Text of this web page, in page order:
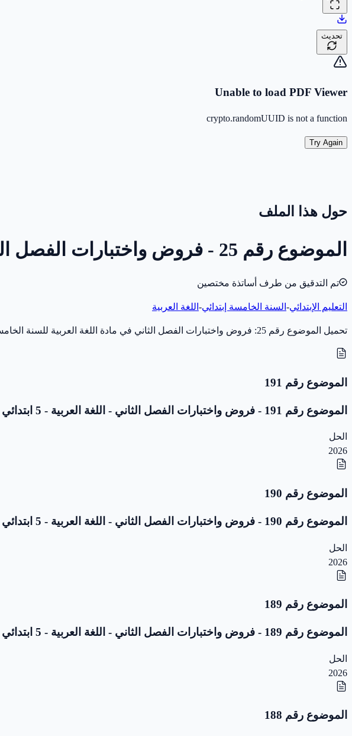
تحديث
Unable to load PDF Viewer
crypto.randomUUID is not a function
Try Again
حول هذا الملف
الموضوع رقم 25 - فروض واختبارات الفصل الثاني - اللغة العربية - 5 ابتدائي
تم التدقيق من طرف أساتذة مختصين
التعليم الإبتدائي- السنة الخامسة إبتدائي- اللغة العربية
تحميل الموضوع رقم 25: فروض واختبارات الفصل الثاني في مادة اللغة العربية للسنة الخامسة إبتدائي (سنة 2016) بصيغة PDF، مخصّص للاختبار والمراجعة. بدون تصحيح.
الموضوع رقم 191
الموضوع رقم 191 - فروض واختبارات الفصل الثاني - اللغة العربية - 5 ابتدائي
الحل
2026
الموضوع رقم 190
الموضوع رقم 190 - فروض واختبارات الفصل الثاني - اللغة العربية - 5 ابتدائي
الحل
2026
الموضوع رقم 189
الموضوع رقم 189 - فروض واختبارات الفصل الثاني - اللغة العربية - 5 ابتدائي
الحل
2026
الموضوع رقم 188